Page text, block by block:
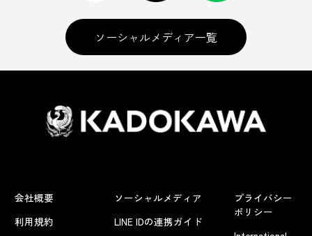
ソーシャルメディア一覧
会社概要
利用規約
ソーシャルメディア
LINE IDの連携ガイド
プライバシー
ポリシー